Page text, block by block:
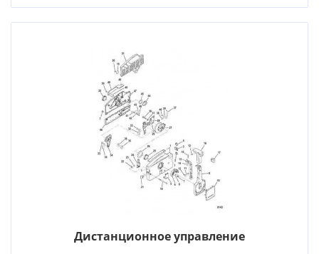
Дистанционное управление